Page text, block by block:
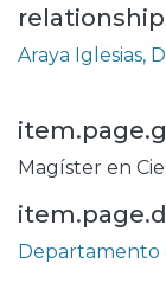
Araya Iglesias,
Magíster en
Departamento